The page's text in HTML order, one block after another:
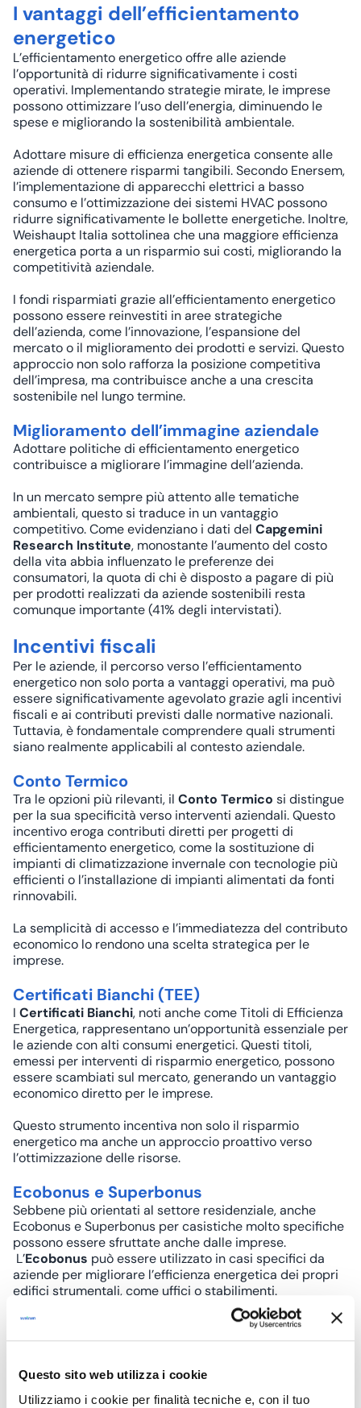
Questo sito web utilizza i cookie
Utilizziamo i cookie per finalità tecniche e, con il tuo
I vantaggi dell’efficientamento
energetico
L’efficientamento energetico offre alle aziende
l’opportunità di ridurre significativamente i costi
operativi. Implementando strategie mirate, le imprese
possono ottimizzare l’uso dell’energia, diminuendo le
spese e migliorando la sostenibilità ambientale.
Adottare misure di efficienza energetica consente alle
aziende di ottenere risparmi tangibili. Secondo Enersem,
l’implementazione di apparecchi elettrici a basso
consumo e l’ottimizzazione dei sistemi HVAC possono
ridurre significativamente le bollette energetiche. Inoltre,
Weishaupt Italia sottolinea che una maggiore efficienza
energetica porta a un risparmio sui costi, migliorando la
competitività aziendale.
I fondi risparmiati grazie all’efficientamento energetico
possono essere reinvestiti in aree strategiche
dell’azienda, come l’innovazione, l’espansione del
mercato o il miglioramento dei prodotti e servizi. Questo
approccio non solo rafforza la posizione competitiva
dell’impresa, ma contribuisce anche a una crescita
sostenibile nel lungo termine.
Miglioramento dell’immagine aziendale
Adottare politiche di efficientamento energetico
contribuisce a migliorare l’immagine dell’azienda.
In un mercato sempre più attento alle tematiche
ambientali, questo si traduce in un vantaggio
competitivo. Come evidenziano i dati del Capgemini
Research Institute, monostante l’aumento del costo
della vita abbia influenzato le preferenze dei
consumatori, la quota di chi è disposto a pagare di più
per prodotti realizzati da aziende sostenibili resta
comunque importante (41% degli intervistati).
Incentivi fiscali
Per le aziende, il percorso verso l’efficientamento
energetico non solo porta a vantaggi operativi, ma può
essere significativamente agevolato grazie agli incentivi
fiscali e ai contributi previsti dalle normative nazionali.
Tuttavia, è fondamentale comprendere quali strumenti
siano realmente applicabili al contesto aziendale.
Conto Termico
Tra le opzioni più rilevanti, il Conto Termico si distingue
per la sua specificità verso interventi aziendali. Questo
incentivo eroga contributi diretti per progetti di
efficientamento energetico, come la sostituzione di
impianti di climatizzazione invernale con tecnologie più
efficienti o l’installazione di impianti alimentati da fonti
rinnovabili.
La semplicità di accesso e l’immediatezza del contributo
economico lo rendono una scelta strategica per le
imprese.
Certificati Bianchi (TEE)
I Certificati Bianchi, noti anche come Titoli di Efficienza
Energetica, rappresentano un’opportunità essenziale per
le aziende con alti consumi energetici. Questi titoli,
emessi per interventi di risparmio energetico, possono
essere scambiati sul mercato, generando un vantaggio
economico diretto per le imprese.
Questo strumento incentiva non solo il risparmio
energetico ma anche un approccio proattivo verso
l’ottimizzazione delle risorse.
Ecobonus e Superbonus
Sebbene più orientati al settore residenziale, anche
Ecobonus e Superbonus per casistiche molto specifiche
possono essere sfruttate anche dalle imprese.
L’Ecobonus può essere utilizzato in casi specifici da
aziende per migliorare l’efficienza energetica dei propri
edifici strumentali, come uffici o stabilimenti.
, invece, è molto
limitata per il contesto aziendale, riservandosi a
situazioni particolari legate alla proprietà e all’uso degli
Interventi chiave per